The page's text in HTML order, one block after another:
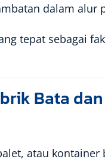
dalam alur
tepat sebagai
Bata
atau kontainer